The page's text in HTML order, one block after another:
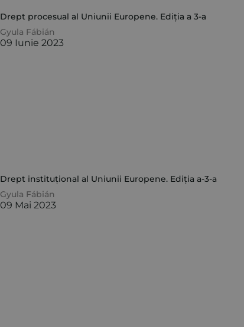
Drept procesual al Uniunii Europene. Ediția a 3-a
Gyula Fábián
09 Iunie 2023
Drept instituțional al Uniunii Europene. Ediția a-3-a
Gyula Fábián
09 Mai 2023